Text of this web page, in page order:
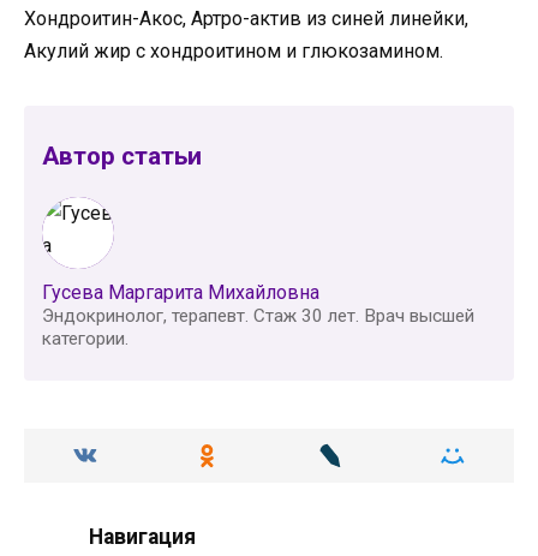
Хондроитин-Акос, Артро-актив из синей линейки,
Акулий жир с хондроитином и глюкозамином.
Автор статьи
Гусева Маргарита Михайловна
Эндокринолог, терапевт. Стаж 30 лет. Врач высшей
категории.
Навигация